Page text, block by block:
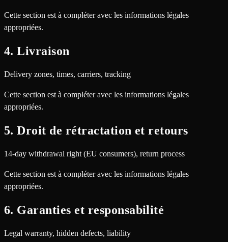
Cette section est à compléter avec les informations légales
appropriées.
4. Livraison
Delivery zones, times, carriers, tracking
Cette section est à compléter avec les informations légales
appropriées.
5. Droit de rétractation et retours
14-day withdrawal right (EU consumers), return process
Cette section est à compléter avec les informations légales
appropriées.
6. Garanties et responsabilité
Legal warranty, hidden defects, liability